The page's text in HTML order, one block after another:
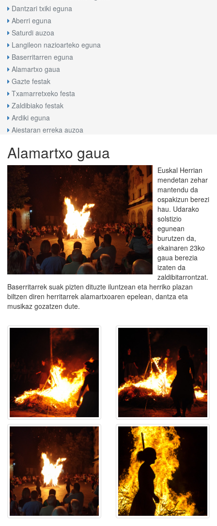
Dantzari txiki eguna
Aberri eguna
Saturdi auzoa
Langileon nazioarteko eguna
Baserritarren eguna
Alamartxo gaua
Gazte festak
Txamarretxeko festa
Zaldibiako festak
Ardiki eguna
Aiestaran erreka auzoa
Alamartxo gaua
Euskal Herrian
mendetan zehar
mantendu da
ospakizun berezi
hau. Udarako
solstizio
egunean
burutzen da,
ekainaren 23ko
gaua berezia
izaten da
zaldibitarrontzat.
Baserritarrek suak pizten dituzte iluntzean eta herriko plazan
biltzen diren herritarrek alamartxoaren epelean, dantza eta
musikaz gozatzen dute.